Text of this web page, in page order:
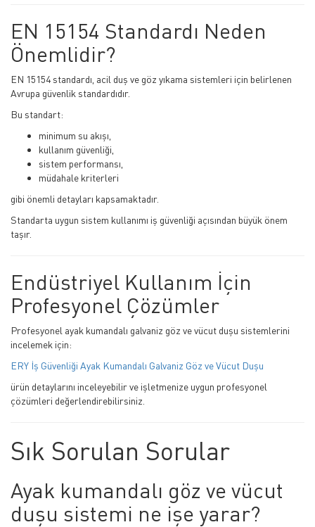
EN 15154 Standardı Neden
Önemlidir?
EN 15154 standardı, acil duş ve göz yıkama sistemleri için belirlenen
Avrupa güvenlik standardıdır.
Bu standart:
minimum su akışı,
kullanım güvenliği,
sistem performansı,
müdahale kriterleri
gibi önemli detayları kapsamaktadır.
Standarta uygun sistem kullanımı iş güvenliği açısından büyük önem
taşır.
Endüstriyel Kullanım İçin
Profesyonel Çözümler
Profesyonel ayak kumandalı galvaniz göz ve vücut duşu sistemlerini
incelemek için:
ERY İş Güvenliği Ayak Kumandalı Galvaniz Göz ve Vücut Duşu
ürün detaylarını inceleyebilir ve işletmenize uygun profesyonel
çözümleri değerlendirebilirsiniz.
Sık Sorulan Sorular
Ayak kumandalı göz ve vücut
duşu sistemi ne işe yarar?